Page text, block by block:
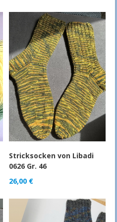
Stricksocken von Libadi
0626 Gr. 46
26,00 €